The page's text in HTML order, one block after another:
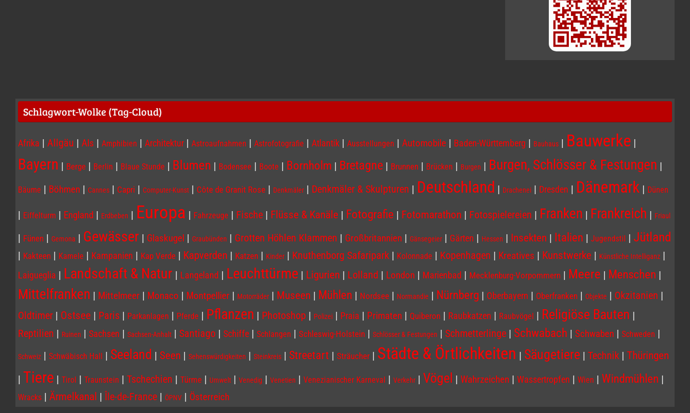
Schlagwort-Wolke (Tag-Cloud)
Afrika | Allgäu | Als | Amphibien | Architektur | Astroaufnahmen | Astrofotografie | Atlantik | Ausstellungen | Automobile | Baden-Württemberg | Bauhaus | Bauwerke |
Bayern | Berge | Berlin | Blaue Stunde | Blumen | Bodensee | Boote | Bornholm | Bretagne | Brunnen | Brücken | Burgen | Burgen, Schlösser & Festungen |
Bäume | Böhmen | Cannes | Capri | Computer-Kunst | Côte de Granit Rose | Denkmäler | Denkmäler & Skulpturen | Deutschland | Drachenei | Dresden | Dänemark | Dünen
| Eiffelturm | England | Erdbeben | Europa | Fahrzeuge | Fische | Flüsse & Kanäle | Fotografie | Fotomarathon | Fotospielereien | Franken | Frankreich | Friaul
| Fünen | Gemona | Gewässer | Glaskugel | Graubünden | Grotten Höhlen Klammen | Großbritannien | Gänsegeier | Gärten | Hessen | Insekten | Italien | Jugendstil | Jütland
| Kakteen | Kamele | Kampanien | Kap Verde | Kapverden | Katzen | Kinder | Knuthenborg Safaripark | Kolonnade | Kopenhagen | Kreatives | Kunstwerke | Künstliche Intelliganz |
Laigueglia | Landschaft & Natur | Langeland | Leuchttürme | Ligurien | Lolland | London | Marienbad | Mecklenburg-Vorpommern | Meere | Menschen |
Mittelfranken | Mittelmeer | Monaco | Montpellier | Motorräder | Museen | Mühlen | Nordsee | Normandie | Nürnberg | Oberbayern | Oberfranken | Objekte | Okzitanien |
Oldtimer | Ostsee | Paris | Parkanlagen | Pferde | Pflanzen | Photoshop | Polizei | Praia | Primaten | Quiberon | Raubkatzen | Raubvögel | Religiöse Bauten |
Reptilien | Ruinen | Sachsen | Sachsen-Anhalt | Santiago | Schiffe | Schlangen | Schleswig-Holstein | Schlösser & Festungen | Schmetterlinge | Schwabach | Schwaben | Schweden |
Schweiz | Schwäbisch Hall | Seeland | Seen | Sehenswürdigkeiten | Steinkreis | Streetart | Sträucher | Städte & Örtlichkeiten | Säugetiere | Technik | Thüringen
| Tiere | Tirol | Traunstein | Tschechien | Türme | Umwelt | Venedig | Venetien | Venezianischer Karneval | Verkehr | Vögel | Wahrzeichen | Wassertropfen | Wien | Windmühlen |
Wracks | Ärmelkanal | Île-de-France | ÖPNV | Österreich